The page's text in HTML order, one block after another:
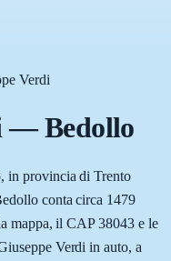
Verdi
—Bedollo
in provincia di Trento
conta circa 1479
mappa, il CAP 38043 e le
Verdi in auto, a